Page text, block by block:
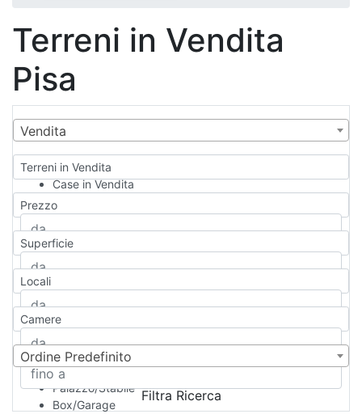
Terreni in Vendita
Pisa
Vendita
Terreni in Vendita
Case in Vendita
Qualsiasi
Appartamento
Casa indipendente
Casa Semi-indipendente
Attico/Mansarda
Rustico/Casale
Camera d'Albergo
Multiproprietà
Palazzo/Stabile
Box/Garage
Prezzo
Superficie
Locali
Camere
Ordine Predefinito
Filtra Ricerca